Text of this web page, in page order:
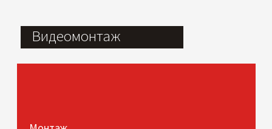
Видеомонтаж